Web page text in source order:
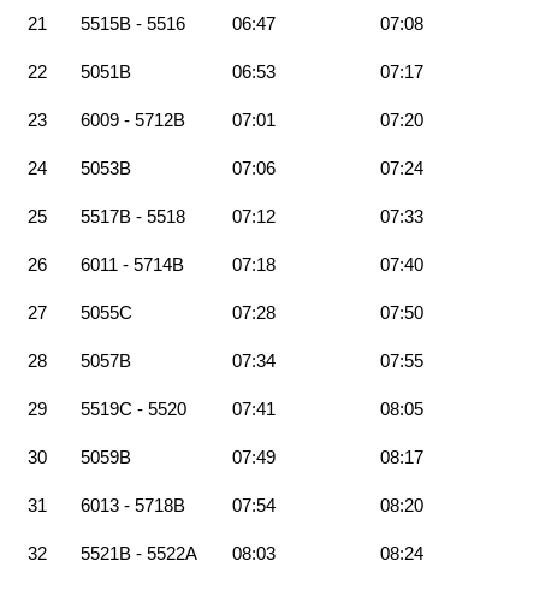
21 5515B - 5516 06:47 07:08
22 5051B 06:53 07:17
23 6009 - 5712B 07:01 07:20
24 5053B 07:06 07:24
25 5517B - 5518 07:12 07:33
26 6011 - 5714B 07:18 07:40
27 5055C 07:28 07:50
28 5057B 07:34 07:55
29 5519C - 5520 07:41 08:05
30 5059B 07:49 08:17
31 6013 - 5718B 07:54 08:20
32 5521B - 5522A 08:03 08:24